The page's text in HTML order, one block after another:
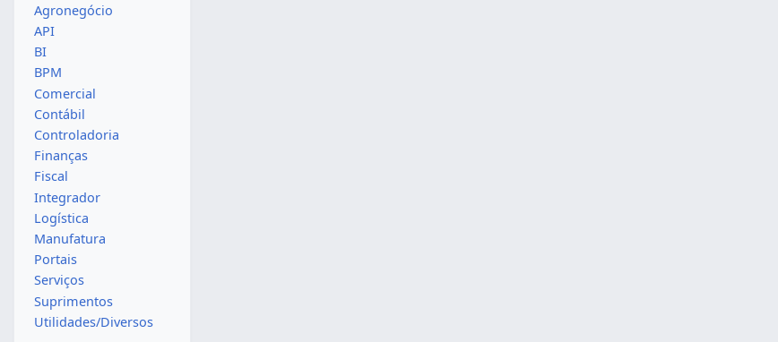
Agronegócio
API
BI
BPM
Comercial
Contábil
Controladoria
Finanças
Fiscal
Integrador
Logística
Manufatura
Portais
Serviços
Suprimentos
Utilidades/Diversos